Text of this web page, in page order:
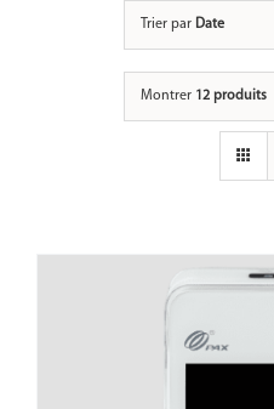
Trier par Date
Montrer 12 produits